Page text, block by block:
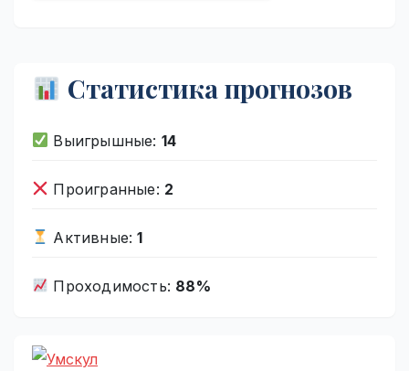
Статистика прогнозов
Выигрышные: 14
Проигранные: 2
Активные:1
Проходимость: 88%